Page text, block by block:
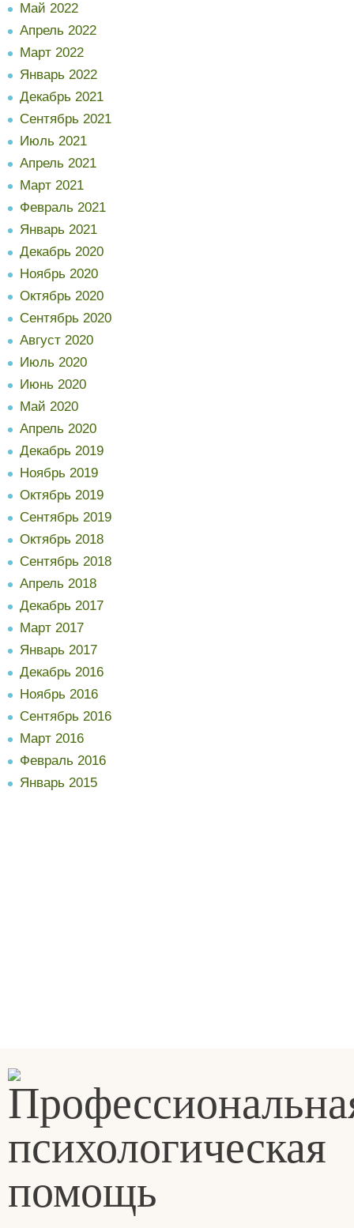
Май 2022
Апрель 2022
Март 2022
Январь 2022
Декабрь 2021
Сентябрь 2021
Июль 2021
Апрель 2021
Март 2021
Февраль 2021
Январь 2021
Декабрь 2020
Ноябрь 2020
Октябрь 2020
Сентябрь 2020
Август 2020
Июль 2020
Июнь 2020
Май 2020
Апрель 2020
Декабрь 2019
Ноябрь 2019
Октябрь 2019
Сентябрь 2019
Октябрь 2018
Сентябрь 2018
Апрель 2018
Декабрь 2017
Март 2017
Январь 2017
Декабрь 2016
Ноябрь 2016
Сентябрь 2016
Март 2016
Февраль 2016
Январь 2015